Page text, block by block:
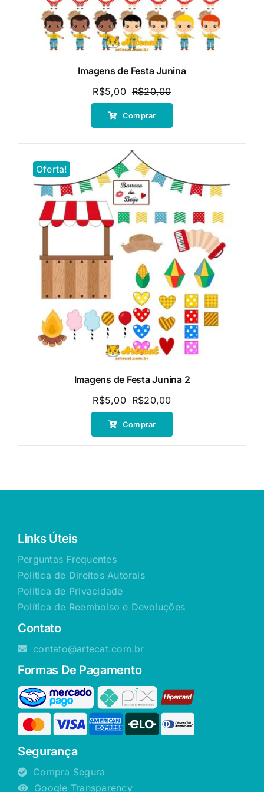
Imagens de Festa Junina
R$20,00O
preço
era:
R$5,00
O
preço
é:
Comprar
Oferta!
Imagens de Festa Junina 2
R$20,00O
preço
era:
R$5,00
O
preço
é:
Comprar
Links Úteis
Perguntas Frequentes
Política de Direitos Autorais
Política de Privacidade
Política de Reembolso e Devoluções
Contato
contato@artecat.com.br
Formas De Pagamento
Segurança
Compra Segura
Google Transparency